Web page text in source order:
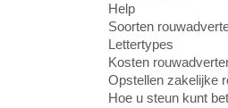
Help
Soorten
Lettertypes
Kosten
Opstellen zakelijke
Hoe u steun kunt